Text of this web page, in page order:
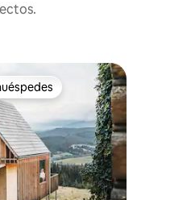
entre huéspedes